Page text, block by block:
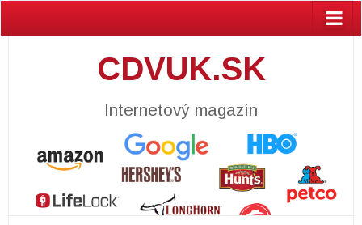
CDVUK.SK
Internetový magazín